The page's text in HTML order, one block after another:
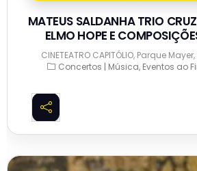
MATEUS SALDANHA TRIO
ELMO HOPE E
CINETEATRO CAPITÓLIO, Parque
Concertos | Música Eventos ao